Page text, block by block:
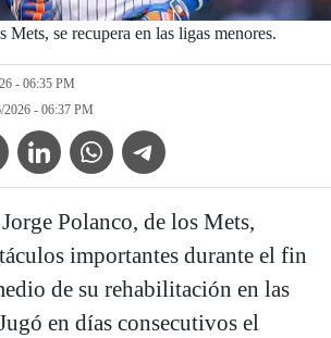
Mets, se recupera en las ligas menores.
- 06:35 PM
- 06:37 PM
Icon
Linkedin IconWhatsApp IconTelegram Icon
Polanco, de los Mets,
importantes durante el fin
de su rehabilitación en las
en días consecutivos el